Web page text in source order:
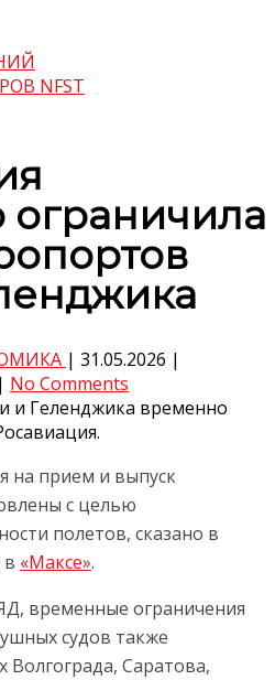
NFST
| 31.05.2026 |
| No Comments
и Геленджика временно
на прием и выпуск
с целью
полетов, сказано в
«Максе».
временные ограничения
судов также
Волгограда, Саратова,